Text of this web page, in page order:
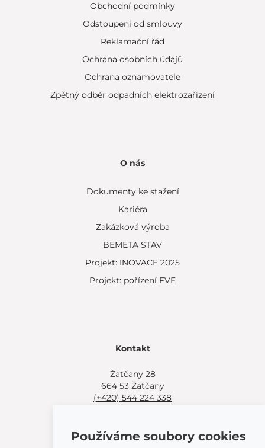
Obchodní podmínky
Odstoupení od smlouvy
Reklamační řád
Ochrana osobních údajů
Ochrana oznamovatele
Zpětný odběr odpadních elektrozařízení
O nás
Dokumenty ke stažení
Kariéra
Zakázková výroba
BEMETA STAV
Projekt: INOVACE 2025
Projekt: pořízení FVE
Kontakt
Žatčany 28
664 53 Žatčany
(+420) 544 224 338
Další možnosti nákupu:
Používáme soubory cookies